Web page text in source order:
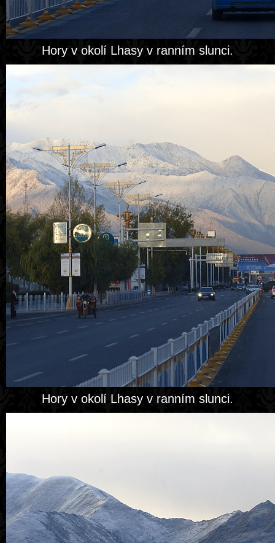
Hory v okolí Lhasy v ranním slunci.
Hory v okolí Lhasy v ranním slunci.